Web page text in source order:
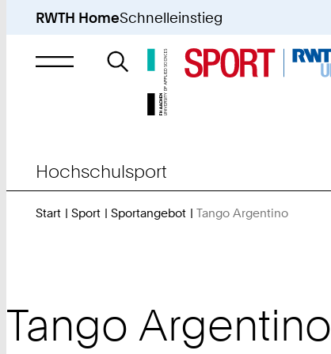
RWTH HomeSchnelleinstieg
Suche
nach
Hochschulsport
Start Sport Sportangebot Tango Argentino
Tango Argentino